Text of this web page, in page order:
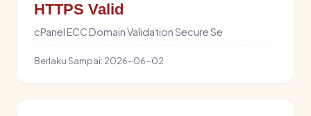
HTTPS Valid
cPanel ECC Domain Validation Secure Se
Berlaku Sampai: 2026-06-02